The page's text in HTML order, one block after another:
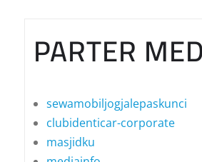
PARTER
sewamobiljogjalepaskunci
clubidenticar-corporate
masjidku